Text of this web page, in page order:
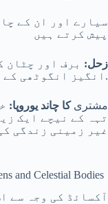
سیارے اور ان کے
پیش کرتے ہیں
زحل: برف اور چٹان
انگیز انگوٹھی کے نظام کے لئے مشہور ہے.
مشتریکا چاند یوروپا:
تہہ کے نیچے ایک
غیر زمینی زندگی
and Celestial Bodies
آکسائڈ کی وجہ سے